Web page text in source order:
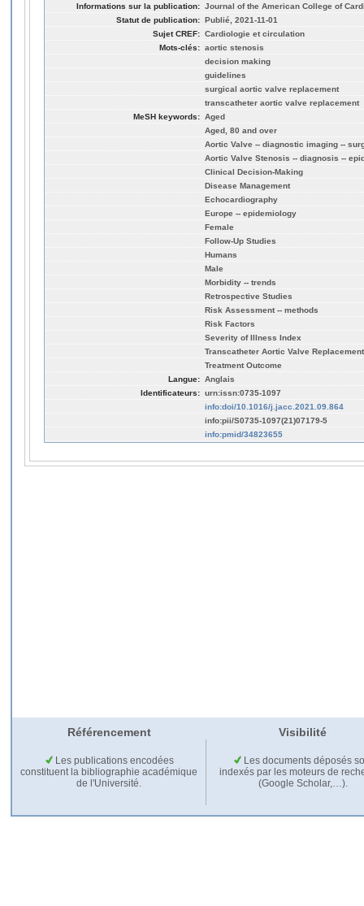
Informations sur la publication: Journal of the American College of
Statut de publication: Publié, 2021-11-01
Sujet CREF: Cardiologie et circulation
Mots-clés: aortic stenosis
decision making
guidelines
surgical aortic valve replacement
transcatheter aortic valve replacement
MeSH keywords: Aged
Aged, 80 and over
Aortic Valve -- diagnostic imaging --
Aortic Valve Stenosis -- diagnosis --
Clinical Decision-Making
Disease Management
Echocardiography
Europe -- epidemiology
Female
Follow-Up Studies
Humans
Male
Morbidity -- trends
Retrospective Studies
Risk Assessment -- methods
Risk Factors
Severity of Illness Index
Transcatheter Aortic Valve
Treatment Outcome
Langue: Anglais
Identificateurs: urn:issn:0735-1097
info:doi/10.1016/j.jacc.2021.09.864
info:pii/S0735-1097(21)07179-5
info:pmid/34823655
Référencement Visibilité
Les publications encodées
constituent la bibliographie académique
de l'Université.
Les documents déposés
indexés par les moteurs de
(Google Scholar,…).